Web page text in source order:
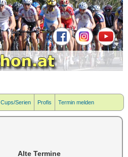
Cups/Serien Profis Termin melden
Alte Termine